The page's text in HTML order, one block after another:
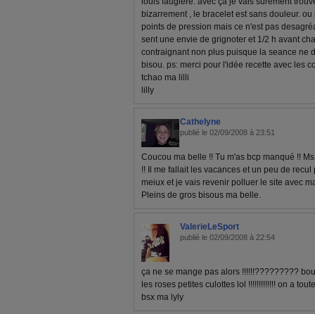
bizarrement , le bracelet est sans douleur.
points de pression mais ce n'est pas
sent une envie de grignoter et 1/2 h avant
contraignant non plus puisque la seance ne
bisou. ps: merci pour l'idée recette avec les
tchao ma lilli
lilly
Cathelyne
publié le 02/09/2008 à 23:51
Coucou ma belle !! Tu m'as bcp manqué !!
!! Il me fallait les vacances et un peu de
meiux et je vais revenir polluer le site avec
Pleins de gros bisous ma belle.
ValerieLeSport
publié le 02/09/2008 à 22:54
ça ne se mange pas alors !!!!!!?????????
les roses petites culottes lol !!!!!!!!!!!!! on a
bsx ma lyly